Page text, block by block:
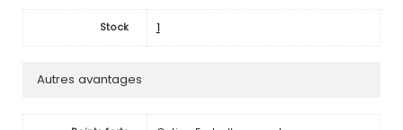
Stock 1
Autres avantages